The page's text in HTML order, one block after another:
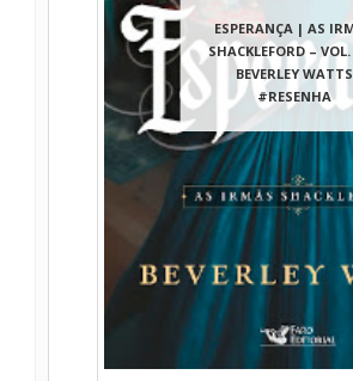
ESPERANÇA | AS
SHACKLEFORD –
BEVERLEY WATTS
#RESENHA